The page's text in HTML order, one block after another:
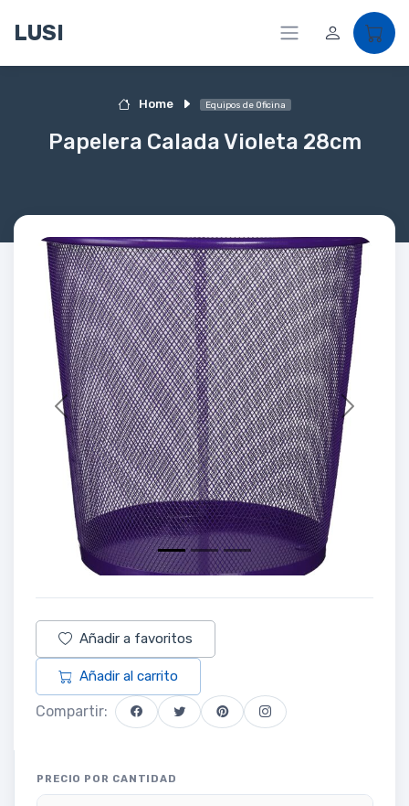
LUSI
Home Equipos de Oficina
Papelera Calada Violeta 28cm
Previous Next
Añadir a favoritos
Añadir al carrito
Compartir:
PRECIO POR CANTIDAD